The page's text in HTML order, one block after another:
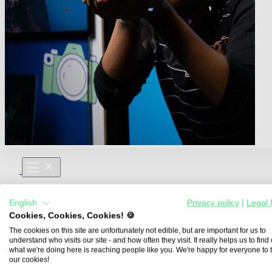
Aus- und Weiterbildungen
Für Lehre & Ausbildung
Media For You
Über Uns
English Privacy policy
Legal
Cookies, Cookies, Cookies! 🍪
The cookies on this site are unfortunately not edible, but are important for us to
understand who visits our site - and how often they visit. It really helps us to find
what we're doing here is reaching people like you. We're happy for everyone to
our cookies!